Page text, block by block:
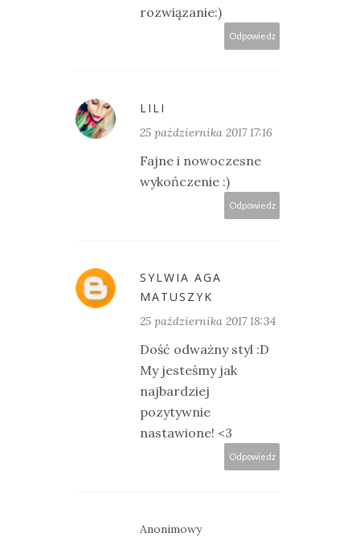
rozwiązanie:)
Odpowiedz
LILI
25 października 2017 17:16
Fajne i nowoczesne
wykończenie :)
Odpowiedz
SYLWIA AGA
MATUSZYK
25 października 2017 18:34
Dość odważny styl :D
My jesteśmy jak
najbardziej
pozytywnie
nastawione! <3
Odpowiedz
Anonimowy